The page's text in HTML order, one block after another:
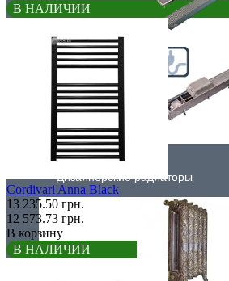
Электрические
Дизайнерские радиаторы
В НАЛИЧИИ
Cordivari Anna Black
13 235.50 грн.
12 573.73 грн.
В корзину
В НАЛИЧИИ